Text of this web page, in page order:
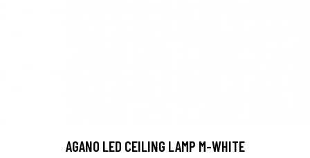
AGANO LED CEILING LAMP M-WHITE